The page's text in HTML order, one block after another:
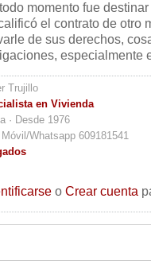
momento fue
el contrato de otro
de sus derechos,
especialmente
Trujillo
en Vivienda
· Desde 1976
Whatsapp 609181541
o Crear cuenta